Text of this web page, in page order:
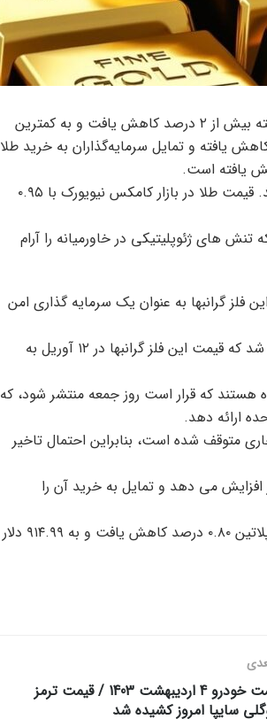
به گزارش خبرگزاری ایران تحلیل به نقل از رویترز، قیمت طلا در روز گذشته بیش از ۲ درصد کاهش یافت و به کمترین
یافته و تمایل سرمایه‌گذاران به خرید طلا
یافته است.
قیمت هر اونس طلا امروز با ۰.۷۷ کاهش به ۲۳۰۹ دلار و ۳۷ سنت رسید. قیمت طلا در بازار کامکس نیویورک با ۰.۹۵
های ژئوپلیتیکی در خاورمیانه را آرام
گرانبها به عنوان یک سرمایه گذاری امن
تنش های ژئوپلیتیکی و خرید بالای طلا توسط بانک های مرکزی باعث شد که قیمت این فلز گرانبها در ۱۲ آوریل به
هستند که قرار است روز جمعه منتشر شود، که
ارائه دهد.
متوقف شده است، بنابراین احتمال تاخیر
افزایش می دهد و تمایل به خرید آن را
در میان سایر فلزات گرانبها، نقره با ۰.۸۲ درصد کاهش به ۲۷.۳۰ دلار و پلاتین ۰.۸۰ درصد کاهش یافت و به ۹۱۴.۹۹ دلار
قیمت خودرو 4 اردیبهشت 1403 / قیمت ترمز
سایپا امروز کشیده شد